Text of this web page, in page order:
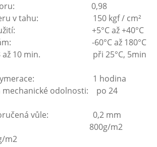
0,98
v tahu: 150 kgf / cm²
použití: +5°C až +40°C
-60°C až 180°C
3 až 10 min. při 25°C, 5min
polymerace: 1 hodina
mechanické odolnosti: po 24
vůle: 0,2 mm
800g/m2
m2